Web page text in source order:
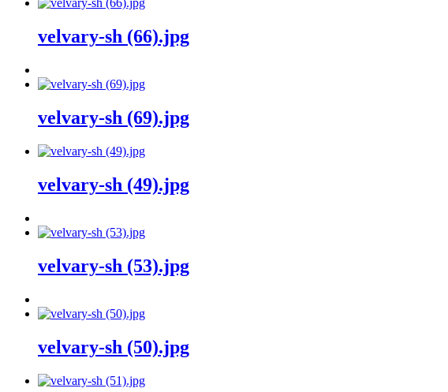
velvary-sh (66).jpg
velvary-sh (69).jpg
velvary-sh (49).jpg
velvary-sh (53).jpg
velvary-sh (50).jpg